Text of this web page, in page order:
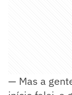
— Mas a